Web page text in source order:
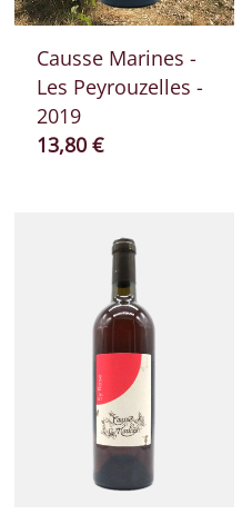
Causse Marines -
Les Peyrouzelles -
2019
Prix ​​actuel
13,80 €